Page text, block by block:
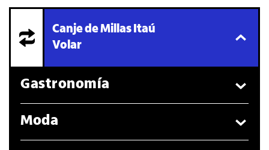
Canje de Millas Itaú
Volar
Gastronomía
Moda